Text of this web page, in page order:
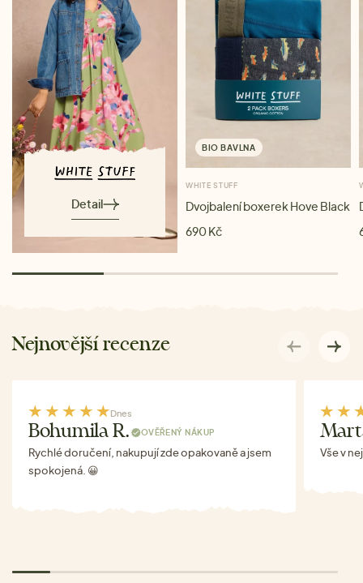
Detail
BIO BAVLNA
WHITE STUFF
Dvojbalení boxerek Hove Black
690 Kč
Nejnovější recenze
Dnes
Bohumila R. OVĚŘENÝ NÁKUP
Rychlé doručení, nakupují zde opakovaně a jsem
spokojená. 😀
Vše v